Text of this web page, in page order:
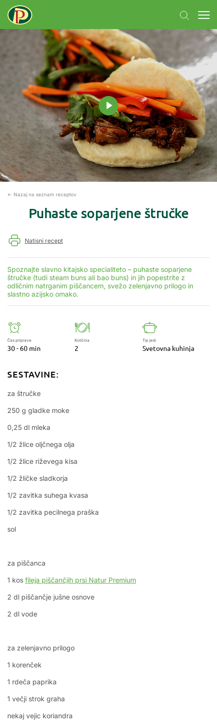
← Nazaj na seznam receptov
Puhaste soparjene štručke
Natisni recept
Spoznajte slavno kitajsko specialiteto – puhaste soparjene
štručke (tudi steam buns ali bao buns) in jih popestrite z
odličnim natrganim piščancem, svežo zelenjavno prilogo in
slastno azijsko omako.
Čas priprave
30 - 60 min
Količina
2
Tip jedi
Svetovna kuhinja
SESTAVINE:
za štručke
250 g gladke moke
0,25 dl mleka
1/2 žlice oljčnega olja
1/2 žlice riževega kisa
1/2 žličke sladkorja
1/2 zavitka suhega kvasa
1/2 zavitka pecilnega praška
sol
za piščanca
1 kos fileja piščančjih prsi Natur Premium
2 dl piščančje jušne osnove
2 dl vode
za zelenjavno prilogo
1 korenček
1 rdeča paprika
1 večji strok graha
nekaj vejic koriandra